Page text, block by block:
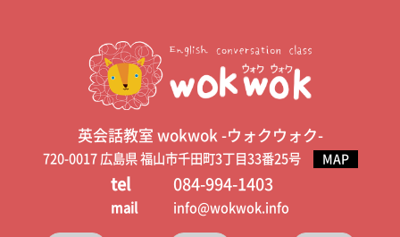
英会話教室 wokwok -ウォクウォク-
720-0017 広島県 福山市千田町3丁目33番25号 MAP
tel 084-994-1403
mail info@wokwok.info